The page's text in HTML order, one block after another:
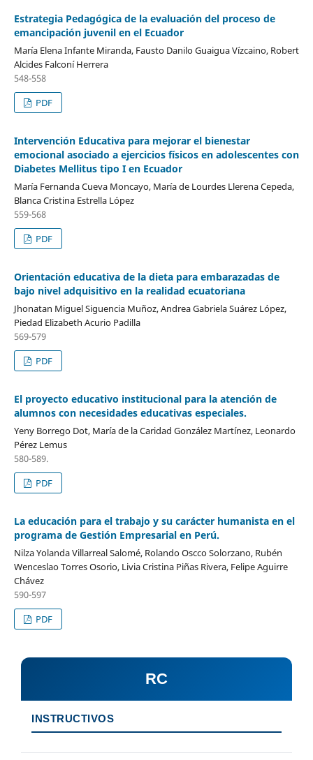
Estrategia Pedagógica de la evaluación del proceso de
emancipación juvenil en el Ecuador
María Elena Infante Miranda, Fausto Danilo Guaigua Vízcaino, Robert
Alcides Falconí Herrera
548-558
PDF
Intervención Educativa para mejorar el bienestar
emocional asociado a ejercicios físicos en adolescentes con
Diabetes Mellitus tipo I en Ecuador
María Fernanda Cueva Moncayo, María de Lourdes Llerena Cepeda,
Blanca Cristina Estrella López
559-568
PDF
Orientación educativa de la dieta para embarazadas de
bajo nivel adquisitivo en la realidad ecuatoriana
Jhonatan Miguel Siguencia Muñoz, Andrea Gabriela Suárez López,
Piedad Elizabeth Acurio Padilla
569-579
PDF
El proyecto educativo institucional para la atención de
alumnos con necesidades educativas especiales.
Yeny Borrego Dot, María de la Caridad González Martínez, Leonardo
Pérez Lemus
580-589.
PDF
La educación para el trabajo y su carácter humanista en el
programa de Gestión Empresarial en Perú.
Nilza Yolanda Villarreal Salomé, Rolando Oscco Solorzano, Rubén
Wenceslao Torres Osorio, Livia Cristina Piñas Rivera, Felipe Aguirre
Chávez
590-597
PDF
RC
INSTRUCTIVOS